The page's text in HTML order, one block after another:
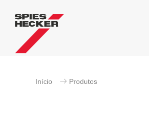
Início Produtos